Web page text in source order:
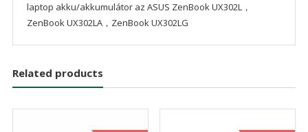
laptop akku/akkumulátor az ASUS ZenBook UX302L，
ZenBook UX302LA，ZenBook UX302LG
Related products